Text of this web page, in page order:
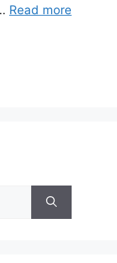
Read more